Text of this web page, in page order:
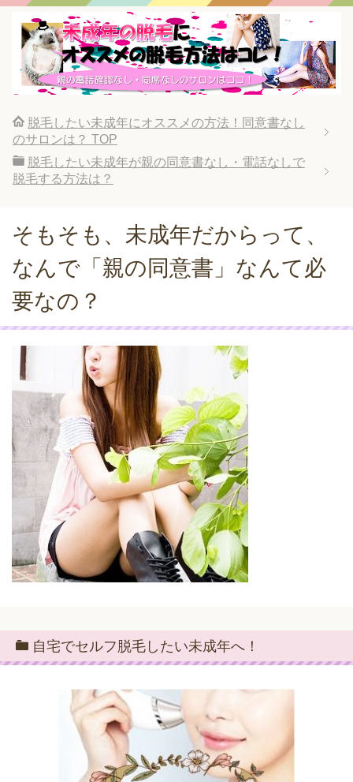
脱毛したい未成年にオススメの方法！同意書なし
のサロンは？ TOP
脱毛したい未成年が親の同意書なし・電話なしで
脱毛する方法は？
そもそも、未成年だからって、
なんで「親の同意書」なんて必
要なの？
自宅でセルフ脱毛したい未成年へ！